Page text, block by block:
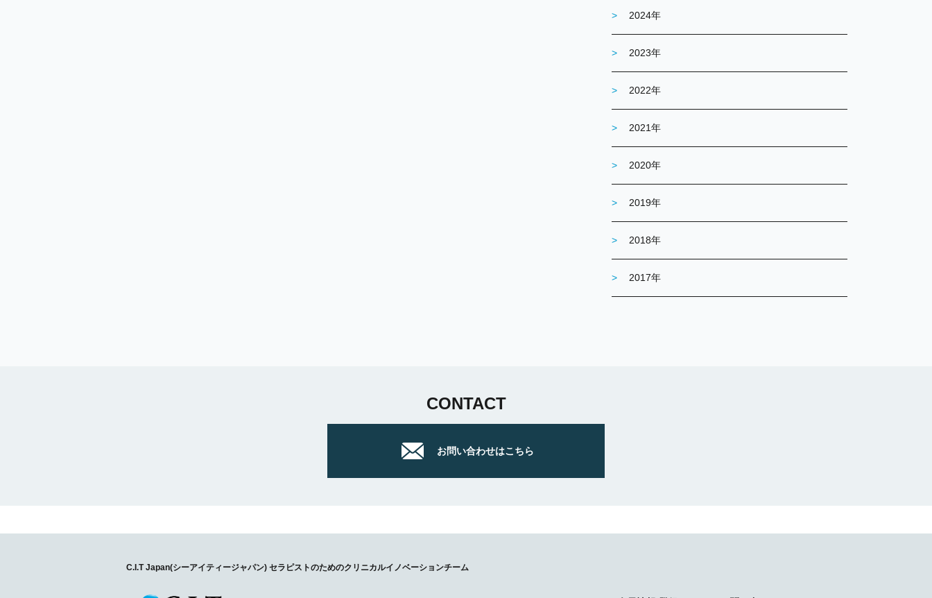
2024年
2023年
2022年
2021年
2020年
2019年
2018年
2017年
CONTACT
お問い合わせはこちら
C.I.T Japan(シーアイティージャパン) セラピストのためのクリニカルイノベーションチーム